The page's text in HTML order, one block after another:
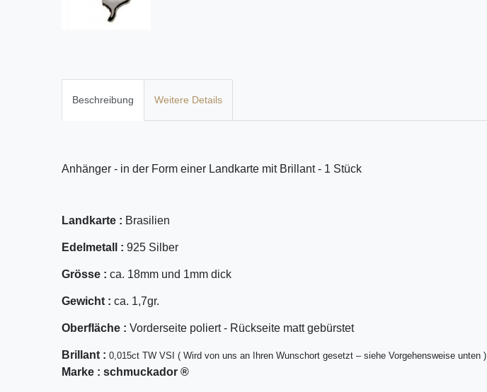
Beschreibung Weitere Details
Anhänger - in der Form einer Landkarte mit Brillant - 1 Stück
Landkarte : Brasilien
Edelmetall : 925 Silber
Grösse : ca. 18mm und 1mm dick
Gewicht : ca. 1,7gr.
Oberfläche : Vorderseite poliert - Rückseite matt gebürstet
Bril lant : 0,015ct TW VSI ( Wird von uns an Ihren Wunschort gesetzt – siehe Vorgehensweise unten )
Marke : schmuckador ®